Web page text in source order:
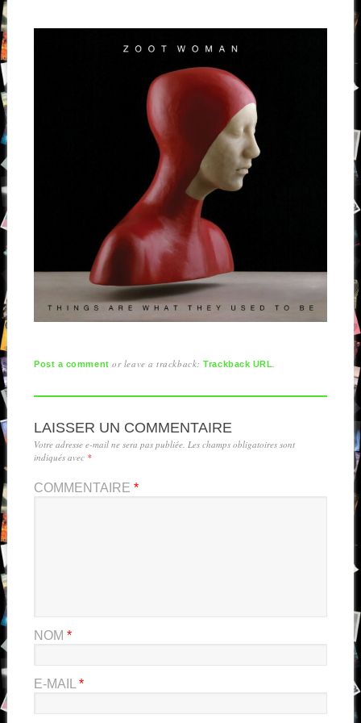
Post a comment or leave a trackback:Trackback URL.
LAISSER UN COMMENTAIRE
Votre adresse e-mail ne sera pas publiée. Les champs obligatoires sont
indiqués avec *
COMMENTAIRE *
NOM *
E-MAIL *